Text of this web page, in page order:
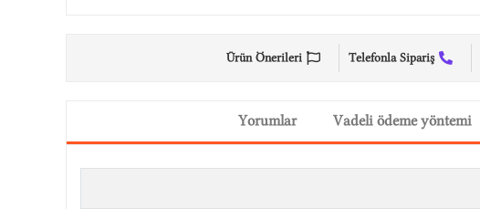
Telefonla Sipariş
Ürün Önerileri
Vadeli ödeme yöntemi
Yorumlar